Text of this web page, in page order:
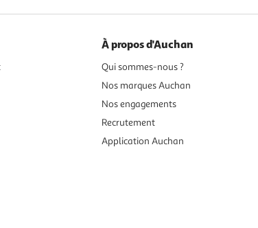
À propos d'Auchan
Qui sommes-nous ?
Nos marques Auchan
Nos engagements
Recrutement
Application Auchan